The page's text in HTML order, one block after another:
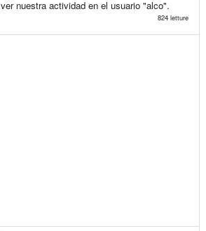
ver nuestra actividad en el usuario "alco".
824 letture